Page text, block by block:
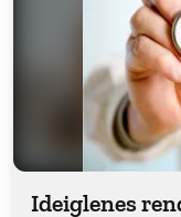
Ideiglenes